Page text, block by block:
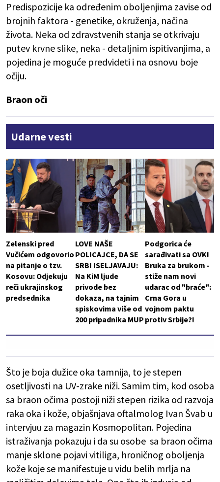
Predispozicije ka određenim oboljenjima zavise od
brojnih faktora - genetike, okruženja, načina
života. Neka od zdravstvenih stanja se otkrivaju
putev krvne slike, neka - detaljnim ispitivanjima, a
pojedina je moguće predvideti i na osnovu boje
očiju.
Braon oči
Udarne vesti
Zelenski pred
Vučićem odgovorio
na pitanje o tzv.
Kosovu: Odjekuju
reči ukrajinskog
predsednika
LOVE NAŠE
POLICAJCE, DA SE
SRBI ISELJAVAJU:
Na KiM ljude
privode bez
dokaza, na tajnim
spiskovima više od
200 pripadnika MUP
Podgorica će
sarađivati sa OVK!
Bruka za brukom -
stiže nam novi
udarac od "braće":
Crna Gora u
vojnom paktu
protiv Srbije?!
Što je boja dužice oka tamnija, to je stepen
osetljivosti na UV-zrake niži. Samim tim, kod osoba
sa braon očima postoji niži stepen rizika od razvoja
raka oka i kože, objašnjava oftalmolog Ivan Švab u
intervjuu za magazin Kosmopolitan. Pojedina
istraživanja pokazuju i da su osobe sa braon očima
manje sklone pojavi vitiliga, hroničnog oboljenja
kože koje se manifestuje u vidu belih mrlja na